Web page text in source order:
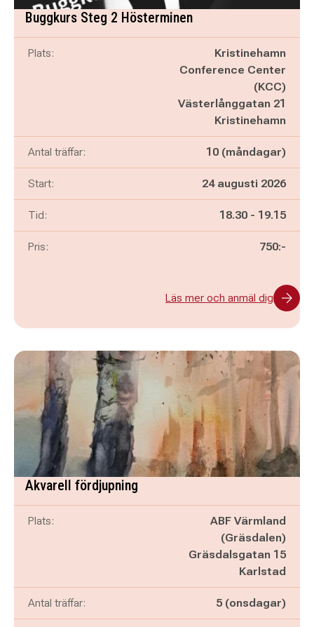
Buggkurs Steg 2 Hösterminen
Plats:
Kristinehamn
Conference Center
(KCC)
Västerlånggatan 21
Kristinehamn
Antal träffar: 10 (måndagar)
Start: 24 augusti 2026
Tid: Pågår mellan
18.30 - och
19.15
Pris: 750:-
Läs mer och anmäl dig
Akvarell fördjupning
Plats:
ABF Värmland
(Gräsdalen)
Gräsdalsgatan 15
Karlstad
Antal träffar: 5 (onsdagar)